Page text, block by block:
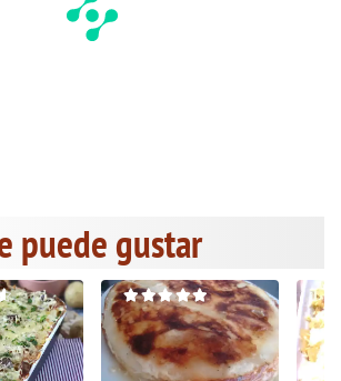
puede gustar